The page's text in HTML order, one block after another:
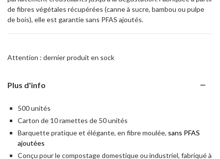
de fibres végétales récupérées (canne à sucre, bambou ou pulpe
de bois), elle est garantie sans PFAS ajoutés.
Attention : dernier produit en sock
Plus d'info
500 unités
Carton de 10 ramettes de 50 unités
Barquette pratique et élégante, en fibre moulée, sans PFAS
ajoutées
Conçu pour le compostage domestique ou industriel, fabriqué à